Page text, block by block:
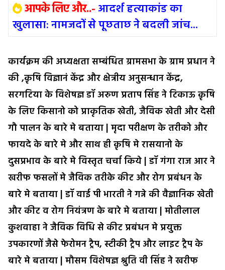
आपके लिए और..- आदर्श हत्याकांड का
खुलासा: नामजदों से पूछताछ ने बदली जांच...
कार्यक्रम की अध्यक्षता सम्बंधित ग्रामसभा के ग्राम प्रधान ने
की ,क़ृषि विज्ञानं केंद्र और क्षेत्रीय अनुसन्धान केंद्र,
सरगटिया के विशेषज्ञ डॉ अरुण प्रताप सिंह ने टिकाऊ क़ृषि
के लिए किसानो को प्राकृतिक खेती, जैविक खेती और देसी
गौ पालन के बारे मे बताया | मृदा परीक्षण के तरीको और
फायदे के बारे मे और साथ ही क़ृषि मे रासयानो के
दुसप्रभाव के बारे मे विस्तृत चर्चा किये | डॉ गंगा राज आर ने
खरीफ फसलों मे जैविक तरीके कीट और रोग प्रबंधन के
बारे मे बताया | डॉ वाई पी भारती ने गन्ने की वैज्ञानिक खेती
और कीट व रोग नियंत्रण के बारे मे बताया | मोतीलाल
कुशवाहा ने जैविक विधि से कीट प्रबंधन मे प्रयुक्त
उपकारणों जैसे फेरोमन ट्रैप, स्टीकी ट्रैप और लाइट ट्रैप के
बारे मे बताया | मौसम विशेषज्ञ श्रुति वी सिंह ने खरीफ